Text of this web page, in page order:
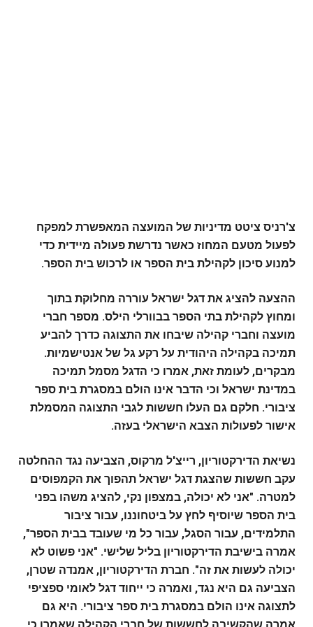
צ'רניס ציטט מדיניות של המועצה המאפשרת למפקח
לפעול מטעם המחוז כאשר נדרשת פעולה מיידית כדי
למנוע סיכון לקהילת בית הספר או לרכוש בית הספר.
ההצעה להציג את דגל ישראל עוררה מחלוקת בתוך
ומחוץ לקהילת בתי הספר בבוורלי הילס. מספר חברי
מועצה וחברי קהילה שיבחו את התצוגה כדרך להביע
תמיכה בקהילה היהודית על רקע גל של אנטישמיות.
מבקרים, לעומת זאת, אמרו כי הדגל מסמל תמיכה
במדינת ישראל וכי הדבר אינו הולם במסגרת בית ספר
ציבורי. חלקם גם העלו חששות לגבי התצוגה המסמלת
אישור לפעולות הצבא הישראלי בעזה.
נשיאת הדירקטוריון, רייצ'ל מרקוס, הצביעה נגד ההחלטה
עקב חששות שהצגת דגל ישראל תהפוך את הקמפוסים
למטרה. "אני לא יכולה, במצפון נקי, להציג משהו בפני
בית הספר שיוסיף לחץ על ביטחוננו, עבור ציבור
התלמידים, עבור הסגל, עבור כל מי שעובד בבית הספר",
אמרה בישיבת הדירקטוריון בליל שלישי. "אני פשוט לא
יכולה לעשות את זה". חברת הדירקטוריון, אמנדה שטרן,
הצביעה גם היא נגד, ואמרה כי ייחוד דגל לאומי ספציפי
לתצוגה אינו הולם במסגרת בית ספר ציבורי. היא גם